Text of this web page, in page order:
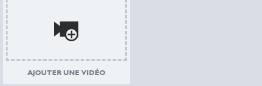
AJOUTER UNE VIDÉO